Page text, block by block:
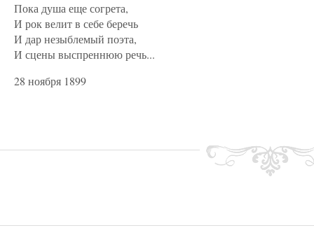
Пока душа еще согрета,
И рок велит в себе беречь
И дар незыблемый поэта,
И сцены выспреннюю речь...
28 ноября 1899